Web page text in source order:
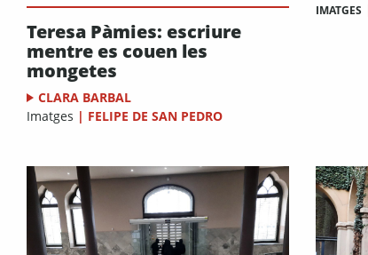
Teresa Pàmies: escriure
mentre es couen les
mongetes
CLARA BARBAL
Imatges | FELIPE DE SAN PEDRO
IMATGES